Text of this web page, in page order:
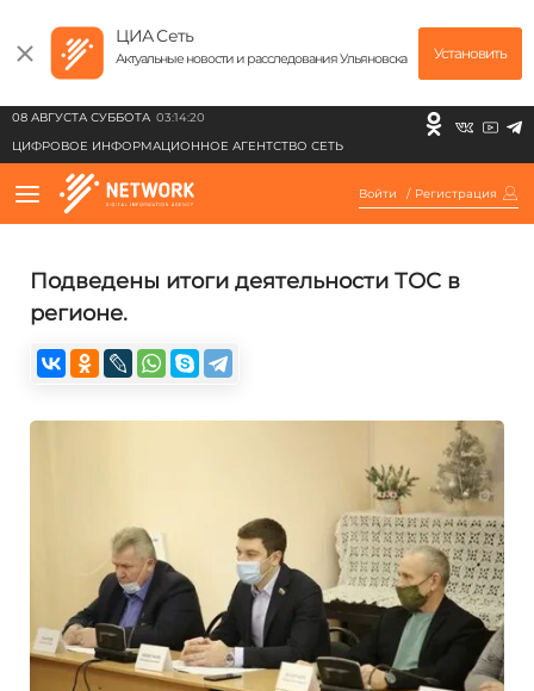
ЦИА Сеть
Актуальные новости и расследования Ульяновска Установить
08 АВГУСТА СУББОТА 03:14:20
ЦИФРОВОЕ ИНФОРМАЦИОННОЕ АГЕНТСТВО СЕТЬ
Войти / Регистрация
Подведены итоги деятельности ТОС в
регионе.